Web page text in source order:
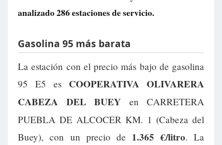
analizado 286 estaciones de servicio.
Gasolina 95 más barata
La estación con el precio más bajo de gasolina
95 E5 es COOPERATIVA OLIVARERA
CABEZA DEL BUEY en CARRETERA
PUEBLA DE ALCOCER KM. 1 (Cabeza del
Buey), con un precio de 1.365 €/litro. La